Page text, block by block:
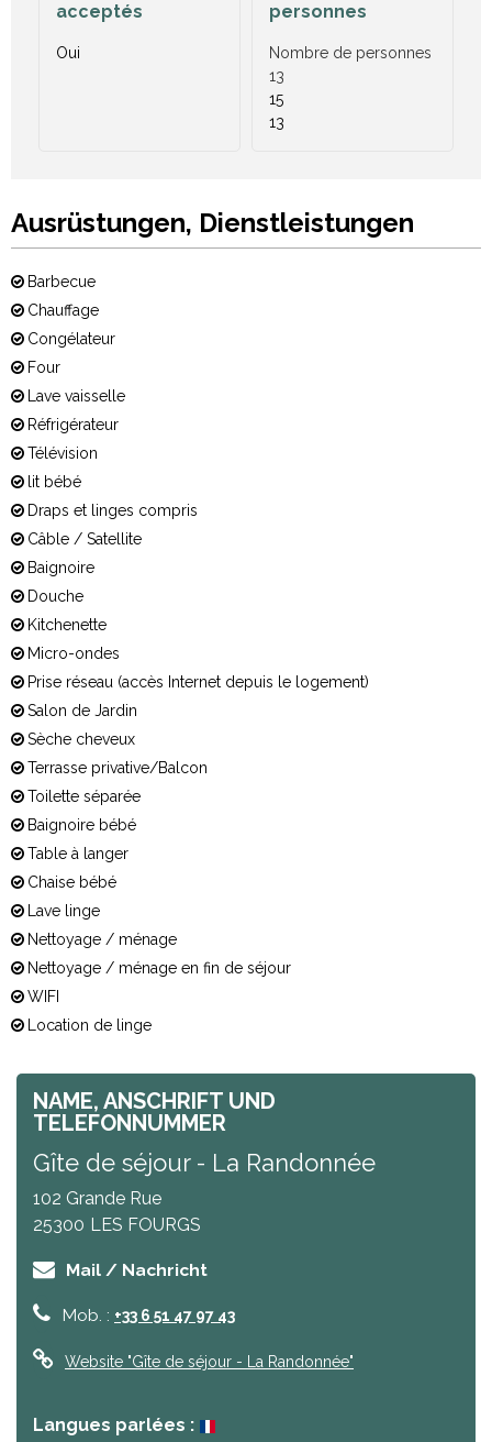
acceptés
Oui
personnes
Nombre de personnes
13
15
13
Ausrüstungen, Dienstleistungen
Barbecue
Chauffage
Congélateur
Four
Lave vaisselle
Réfrigérateur
Télévision
lit bébé
Draps et linges compris
Câble / Satellite
Baignoire
Douche
Kitchenette
Micro-ondes
Prise réseau (accès Internet depuis le logement)
Salon de Jardin
Sèche cheveux
Terrasse privative/Balcon
Toilette séparée
Baignoire bébé
Table à langer
Chaise bébé
Lave linge
Nettoyage / ménage
Nettoyage / ménage en fin de séjour
WIFI
Location de linge
NAME, ANSCHRIFT UND
TELEFONNUMMER
Gîte de séjour - La Randonnée
102 Grande Rue
25300 LES FOURGS
Mail / Nachricht
Mob. : +33 6 51 47 97 43
Website "Gîte de séjour - La Randonnée"
Langues parlées :